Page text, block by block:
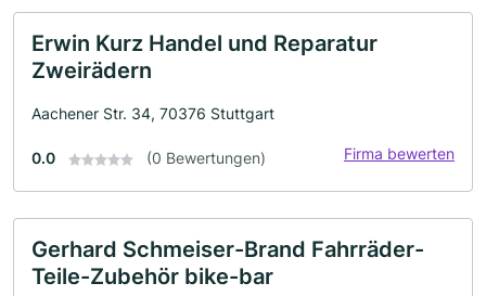
Erwin Kurz Handel und Reparatur
Zweirädern
Aachener Str. 34, 70376 Stuttgart
0.0 (0 Bewertungen) Firma bewerten
Gerhard Schmeiser-Brand Fahrräder-
Teile-Zubehör bike-bar